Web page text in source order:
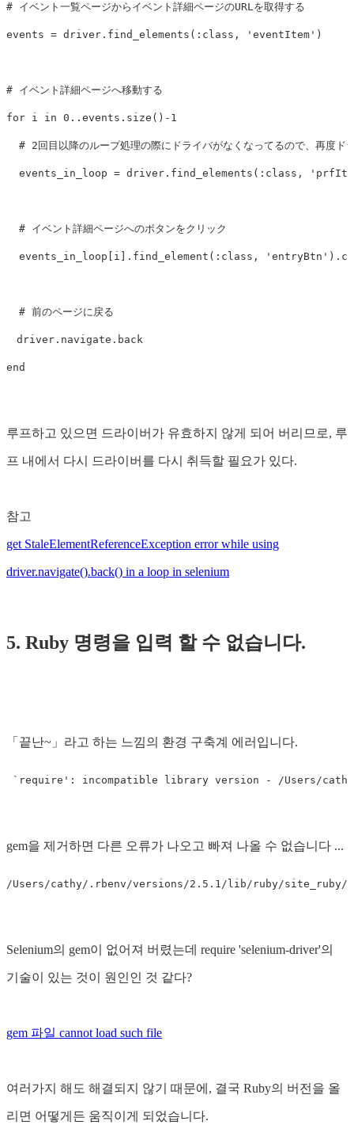
# イベント一覧ページからイベント詳細ページのURLを取得する
events = driver . find_elements ( :class , 'eventItem' )
# イベント詳細ページへ移動する
for i in 0 .. events . size () - 1
# 2回目以降のループ処理の際にドライバがなくなってるので、再度ド
events_in_loop = driver . find_elements ( :class ,
# イベント詳細ページへのボタンをクリック
events_in_loop i ]. find_element ( :class , 'entryBtn' ).
# 前のページに戻る
driver . navigate . back
end
루프하고 있으면 드라이버가 유효하지 않게 되어 버리므로, 루
프 내에서 다시 드라이버를 다시 취득할 필요가 있다.
참고
get StaleElementReferenceException error while using
driver.navigate().back() in a loop in selenium
5. Ruby 명령을 입력 할 수 없습니다.
「끝난~」라고 하는 느낌의 환경 구축계 에러입니다.
gem을 제거하면 다른 오류가 나오고 빠져 나올 수 없습니다 ...
Selenium의 gem이 없어져 버렸는데 require 'selenium-driver'의
기술이 있는 것이 원인인 것 같다?
gem 파일 cannot load such file
여러가지 해도 해결되지 않기 때문에, 결국 Ruby의 버전을 올
리면 어떻게든 움직이게 되었습니다.